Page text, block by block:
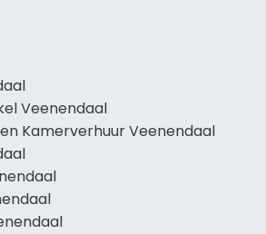
Veenendaal
Kamerverhuur Veenendaal